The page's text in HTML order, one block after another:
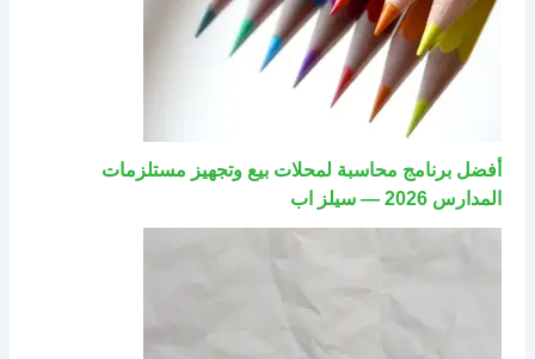
أفضل برنامج محاسبة لمحلات بيع وتجهيز مستلزمات
المدارس 2026 — سيلز اب